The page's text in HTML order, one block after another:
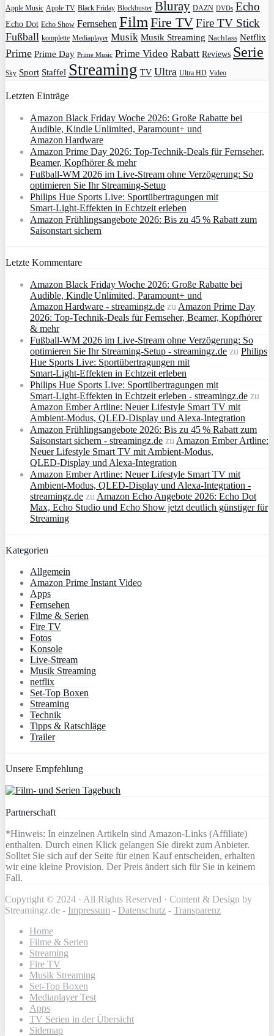
Apple Music Apple TV Black Friday Blockbuster Bluray DAZN DVDs Echo
Echo Dot Echo Show Fernsehen Film Fire TVFire TV Stick
Fußball komplette Mediaplayer Musik Musik Streaming Nachlass Netflix
Prime Prime Day Prime Music Prime Video Rabatt Reviews Serie
Sky Sport Staffel Streaming TV Ultra Ultra HD Video
Letzten Einträge
Amazon Black Friday Woche 2026: Große Rabatte bei
Audible, Kindle Unlimited, Paramount+ und
Amazon Hardware
Amazon Prime Day 2026: Top-Technik-Deals für Fernseher,
Beamer, Kopfhörer & mehr
Fußball-WM 2026 im Live-Stream ohne Verzögerung: So
optimieren Sie Ihr Streaming-Setup
Philips Hue Sports Live: Sportübertragungen mit
Smart‑Light‑Effekten in Echtzeit erleben
Amazon Frühlingsangebote 2026: Bis zu 45 % Rabatt zum
Saisonstart sichern
Letzte Kommentare
Amazon Black Friday Woche 2026: Große Rabatte bei
Audible, Kindle Unlimited, Paramount+ und
Amazon Hardware - streamingz.de zu Amazon Prime Day
2026: Top-Technik-Deals für Fernseher, Beamer, Kopfhörer
& mehr
Fußball-WM 2026 im Live-Stream ohne Verzögerung: So
optimieren Sie Ihr Streaming-Setup - streamingz.de zu Philips
Hue Sports Live: Sportübertragungen mit
Smart‑Light‑Effekten in Echtzeit erleben
Philips Hue Sports Live: Sportübertragungen mit
Smart‑Light‑Effekten in Echtzeit erleben - streamingz.de zu
Amazon Ember Artline: Neuer Lifestyle Smart TV mit
Ambient‑Modus, QLED‑Display und Alexa‑Integration
Amazon Frühlingsangebote 2026: Bis zu 45 % Rabatt zum
Saisonstart sichern - streamingz.de zu Amazon Ember Artline:
Neuer Lifestyle Smart TV mit Ambient‑Modus,
QLED‑Display und Alexa‑Integration
Amazon Ember Artline: Neuer Lifestyle Smart TV mit
Ambient‑Modus, QLED‑Display und Alexa‑Integration -
streamingz.de zu Amazon Echo Angebote 2026: Echo Dot
Max, Echo Studio und Echo Show jetzt deutlich günstiger für
Streaming
Kategorien
Allgemein
Amazon Prime Instant Video
Apps
Fernsehen
Filme & Serien
Fire TV
Fotos
Konsole
Live-Stream
Musik Streaming
netflix
Set-Top Boxen
Streaming
Technik
Tipps & Ratschläge
Trailer
Unsere Empfehlung
Partnerschaft
*Hinweis: In einzelnen Artikeln sind Amazon-Links (Affiliate)
enthalten. Durch einen Klick gelangen Sie direkt zum Anbieter.
Solltet Sie sich auf der Seite für einen Kauf entscheiden, erhalten
wir eine kleine Provision. Der Preis ändert sich für Sie in keinem
Fall.
Copyright © 2024 · All Rights Reserved · Content & Design by
Streamingz.de - Impressum - Datenschutz - Transparenz
Home
Filme & Serien
Streaming
Fire TV
Musik Streaming
Set-Top Boxen
Mediaplayer Test
Apps
TV Serien in der Übersicht
Sidemap